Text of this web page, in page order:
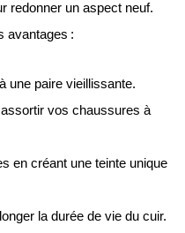
redonner un aspect neuf.
avantages :
une paire vieillissante.
vos chaussures à
en créant une teinte unique
la durée de vie du cuir.